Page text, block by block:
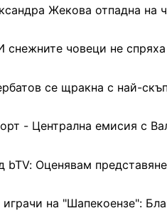
Жекова отпадна на
снежните човеци не
се щракна с най-
- Централна емисия с
bTV: Оценявам
на "Шапекоензе":